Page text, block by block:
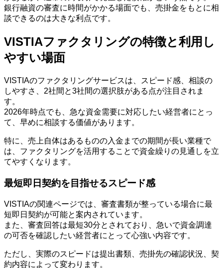
銀行融資の審査に時間がかかる場面でも、売掛金をもとに相
談できるのは大きな利点です。
VISTIAファクタリングの特徴と利用し
やすい場面
VISTIAのファクタリングサービスは、スピード感、相談の
しやすさ、2社間と3社間の選択肢がある点が注目されま
す。
2026年時点でも、急な資金需要に対応したい経営者にとっ
て、早めに相談する価値があります。
特に、売上自体はあるものの入金までの期間が長い業種で
は、ファクタリングを活用することで資金繰りの見通しを立
てやすくなります。
最短即日契約を目指せるスピード感
VISTIAの関連ページでは、審査書類が整っている場合に最
短即日契約が可能と案内されています。
また、審査回答は最短30分とされており、急いで資金調達
の可否を確認したい経営者にとって心強い内容です。
ただし、実際のスピードは提出書類、売掛先の確認状況、契
約内容によって変わります。